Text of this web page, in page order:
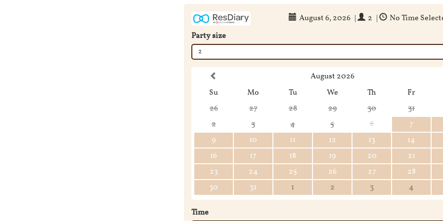
August 6, 2026 | 2 |
No Time
Party size
2
August 2026
Su
Mo Tu We Th
Fr
26
27 28 29 30
31
2
3 4 5 6
7
9
10 11 12 13
14
16
17 18 19 20
21
23
24 25 26 27
28
30
31 1 2 3 4
Time